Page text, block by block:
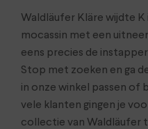
Waldläufer Kläre wijdte
mocassin met een
eens precies de
Stop met zoeken en ga
in onze winkel passen of
vele klanten gingen je
collectie van Waldläufer